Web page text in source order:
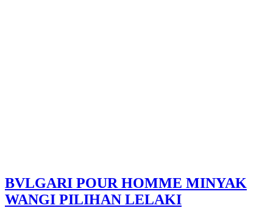
BVLGARI POUR HOMME MINYAK
WANGI PILIHAN LELAKI